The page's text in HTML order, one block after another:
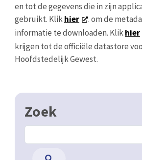
en tot de gegevens die in zijn
gebruikt. Klikhier
. om de
informatie te downloaden. Klikhier
krijgen tot de officiële datastore
Hoofdstedelijk Gewest.
Zoek